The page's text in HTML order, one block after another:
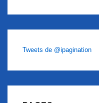
Tweets de @ipagination